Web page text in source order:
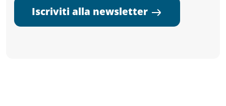
Iscriviti alla newsletter